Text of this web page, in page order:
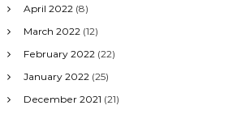
April 2022 (8)
March 2022 (12)
February 2022 (22)
January 2022 (25)
December 2021 (21)